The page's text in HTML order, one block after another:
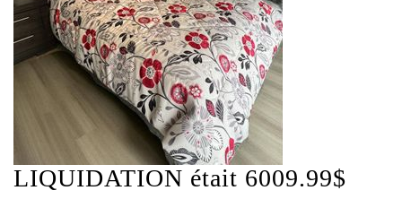
LIQUIDATION était 6009.99$